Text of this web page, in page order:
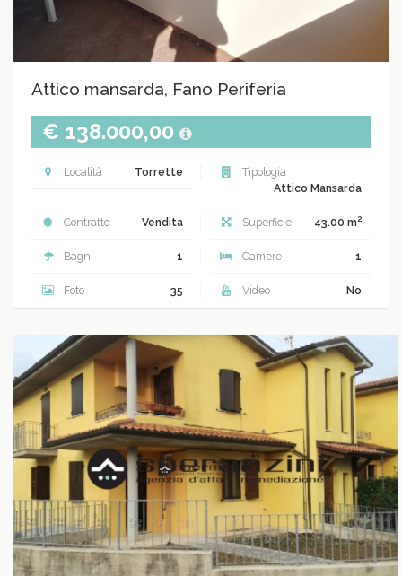
Attico mansarda, Fano Periferia
€ 138.000,00
Località Torrette
Tipologia
Attico Mansarda
Contratto Vendita Superficie 43.00 m2
Bagni 1 Camere 1
Foto 35 Video No